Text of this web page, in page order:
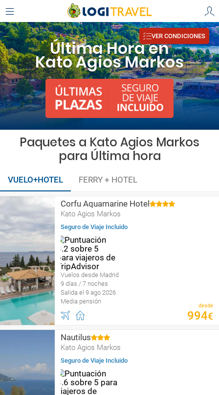
Última Hora en
Kato Agios Markos
VER CONDICIONES
Paquetes a Kato Agios Markos
para Última hora
VUELO+HOTEL FERRY + HOTEL
Corfu Aquamarine Hotel
Kato Agios Markos
Seguro de Viaje Incluido
Vuelos desde Madrid
9 días / 7 noches
Salida el 9 ago 2026
Media pensión
desde
994€
Nautilus
Kato Agios Markos
Seguro de Viaje Incluido